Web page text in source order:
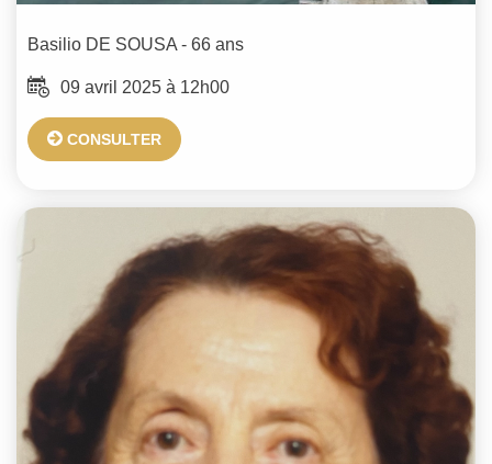
Basilio DE SOUSA - 66 ans
09 avril 2025 à 12h00
CONSULTER